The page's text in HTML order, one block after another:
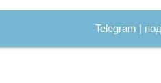
Telegram |